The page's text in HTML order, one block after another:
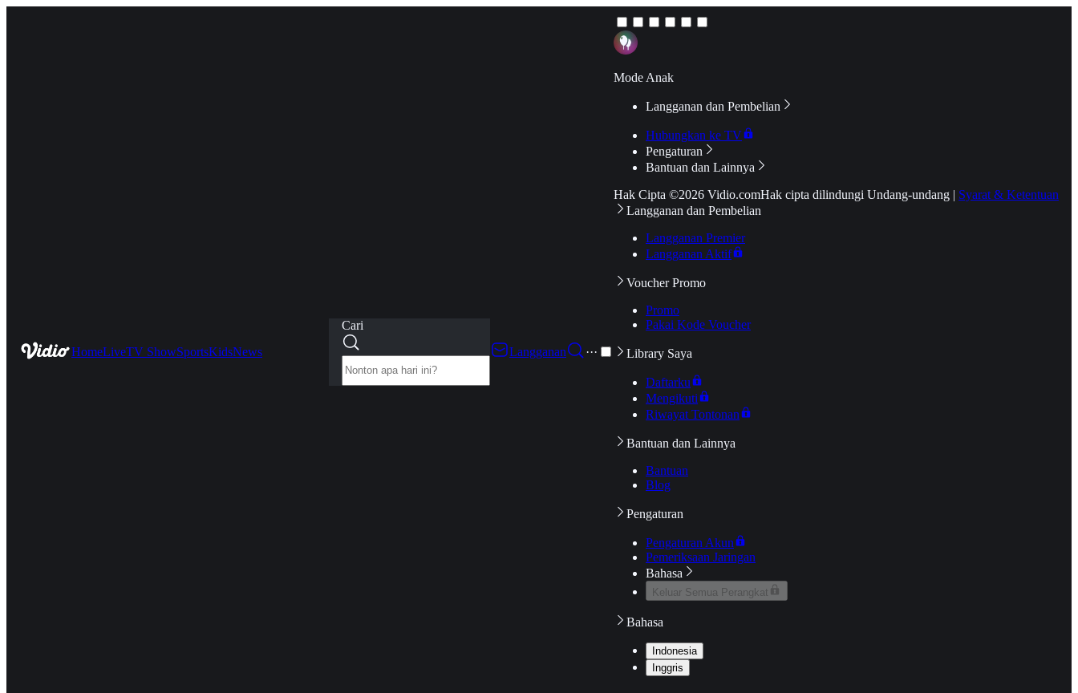
HomeLiveTV ShowSportsKidsNews
Cari
Langganan
···
Mode Anak
Langganan dan Pembelian
Hubungkan ke TV
Pengaturan
Bantuan dan Lainnya
Hak Cipta ©2026 Vidio.comHak cipta dilindungi Undang-undang | Syarat & Ketentuan
Langganan dan Pembelian
Langganan Premier
Langganan Aktif
Voucher Promo
Promo
Pakai Kode Voucher
Library Saya
Daftarku
Mengikuti
Riwayat Tontonan
Bantuan dan Lainnya
Bantuan
Blog
Pengaturan
Pengaturan Akun
Pemeriksaan Jaringan
Bahasa
Keluar Semua Perangkat
Bahasa
Indonesia
Inggris